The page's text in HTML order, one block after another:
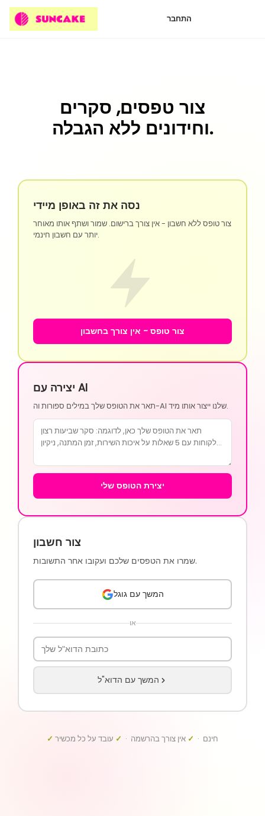
התחבר
צור טפסים, סקרים
וחידונים ללא הגבלה.
נסה את זה באופן מיידי
צור טופס ללא חשבון - אין צורך ברישום. שמור ושתף אותו מאוחר
יותר עם חשבון חינמי.
צור טופס - אין צורך בחשבון
יצירה עם AI
תאר את הטופס שלך במילים ספורות וה-AI שלנו ייצור אותו מיד.
יצירת הטופס שלי
צור חשבון
שמרו את הטפסים שלכם ועקובו אחר התשובות.
המשך עם גוגל
או
המשך עם הדוא"ל
✓ חינם · ✓ אין צורך בהרשמה · ✓ עובד על כל מכשיר